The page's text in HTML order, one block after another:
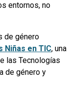
entornos, no
de género
Niñas en TIC, una
las Tecnologías
de género y